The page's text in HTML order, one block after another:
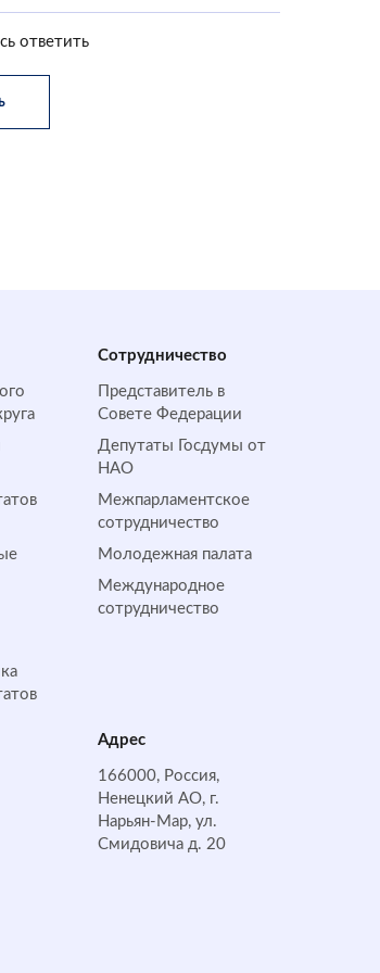
ответить
Сотрудничество
Представитель в
Совете Федерации
Депутаты Госдумы от
НАО
Межпарламентское
сотрудничество
Молодежная палата
Международное
сотрудничество
Адрес
166000, Россия,
Ненецкий АО, г.
Нарьян-Мар, ул.
Смидовича д. 20